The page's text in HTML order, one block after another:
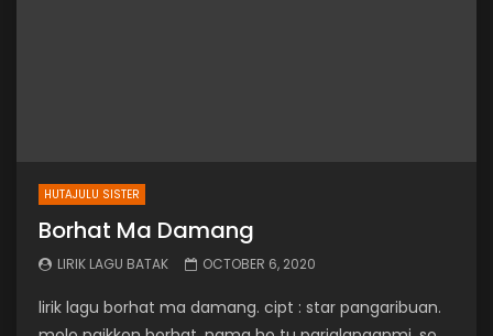
HUTAJULU SISTER
Borhat Ma Damang
LIRIK LAGU BATAK OCTOBER 6, 2020
lirik lagu borhat ma damang. cipt : star pangaribuan.